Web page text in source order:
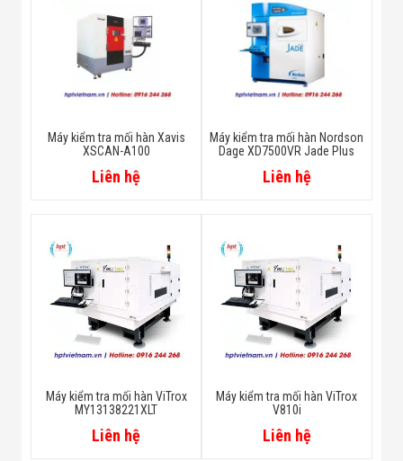
Máy kiểm tra mối hàn Xavis
XSCAN-A100
Liên hệ
Máy kiểm tra mối hàn Nordson
Dage XD7500VR Jade Plus
Liên hệ
Máy kiểm tra mối hàn ViTrox
MY13138221XLT
Liên hệ
Máy kiểm tra mối hàn ViTrox
V810i
Liên hệ